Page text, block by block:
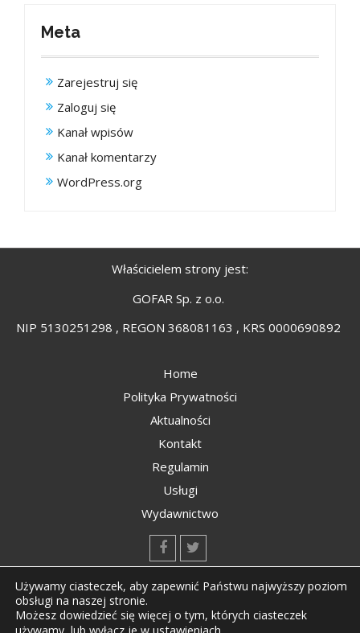
Meta
Zarejestruj się
Zaloguj się
Kanał wpisów
Kanał komentarzy
WordPress.org
Właścicielem strony jest:
GOFAR Sp. z o.o.
NIP 5130251298 , REGON 368081163 , KRS 0000690892
Home
Polityka Prywatności
Aktualności
Kontakt
Regulamin
Usługi
Wydawnictwo
Używamy ciasteczek, aby zapewnić Państwu najwyższy poziom
obsługi na naszej stronie.
Możesz dowiedzieć się więcej o tym, których ciasteczek
ustawieniach